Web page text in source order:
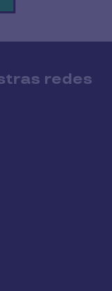
redes